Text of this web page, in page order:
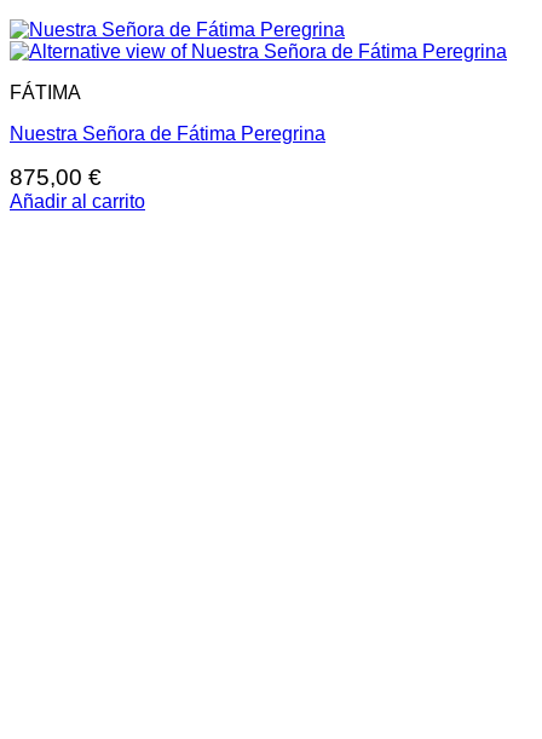
FÁTIMA
Nuestra Señora de Fátima Peregrina
875,00 €
Añadir al carrito